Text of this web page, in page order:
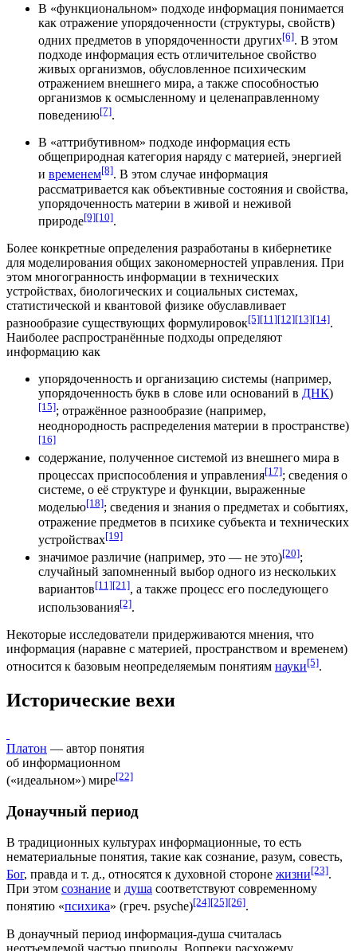
В «функциональном» подходе информация понимается
как отражение упорядоченности (структуры, свойств)
одних предметов в упорядоченности других[6]. В этом
подходе информация есть отличительное свойство
живых организмов, обусловленное психическим
отражением внешнего мира, а также способностью
организмов к осмысленному и целенаправленному
поведению[7].
В «аттрибутивном» подходе информация есть
общеприродная категория наряду с материей, энергией
и временем[8]. В этом случае информация
рассматривается как объективные состояния и свойства,
упорядоченность материи в живой и неживой
природе[9][10].
Более конкретные определения разработаны в кибернетике
для моделирования общих закономерностей управления. При
этом многогранность информации в технических
устройствах, биологических и социальных системах,
статистической и квантовой физике обуславливает
разнообразие существующих формулировок[5][11][12][13][14].
Наиболее распространённые подходы определяют
информацию как
упорядоченность и организацию системы (например,
упорядоченность букв в слове или оснований в ДНК)
[15]; отражённое разнообразие (например,
неоднородность распределения материи в пространстве)
[16]
содержание, полученное системой из внешнего мира в
процессах приспособления и управления[17]; сведения о
системе, о её структуре и функции, выраженные
моделью[18]; сведения и знания о предметах и событиях,
отражение предметов в психике субъекта и технических
устройствах[19]
значимое различие (например, это — не это)[20];
случайный запомненный выбор одного из нескольких
вариантов[11][21], а также процесс его последующего
использования[2].
Некоторые исследователи придерживаются мнения, что
информация (наравне с материей, пространством и временем)
относится к базовым неопределяемым понятиям науки[5].
Исторические вехи
Платон — автор понятия
об информационном
(«идеальном») мире[22]
Донаучный период
В традиционных культурах информационные, то есть
нематериальные понятия, такие как сознание, разум, совесть,
Бог, правда и т. д., относятся к духовной стороне жизни[23].
При этом сознание и душа соответствуют современному
понятию «психика» (греч. psyche)[24][25][26].
В донаучный период информация-душа считалась
неотъемлемой частью природы. Вопреки расхожему